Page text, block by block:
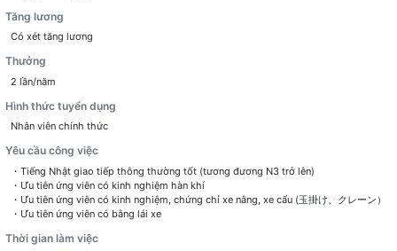
Tăng lương
Có xét tăng lương
Thưởng
2 lần/năm
Hình thức tuyển dụng
Nhân viên chính thức
Yêu cầu công việc
・Tiếng Nhật giao tiếp thông thường tốt (tương đương N3 trở lên)
・Ưu tiên ứng viên có kinh nghiệm hàn khí
・Ưu tiên ứng viên có kinh nghiệm, chứng chỉ xe nâng, xe cẩu (玉掛け、クレーン）
・Ưu tiên ứng viên có bằng lái xe
Thời gian làm việc